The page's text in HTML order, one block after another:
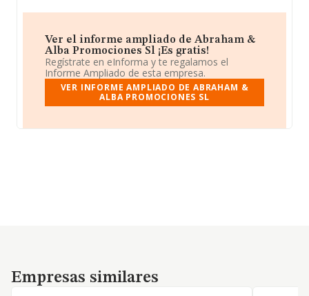
Ver el informe ampliado de Abraham &
Alba Promociones Sl ¡Es gratis!
Regístrate en eInforma y te regalamos el
Informe Ampliado de esta empresa.
VER INFORME AMPLIADO DE ABRAHAM &
ALBA PROMOCIONES SL
Empresas similares
Empresas similares